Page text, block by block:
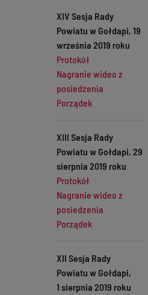
XIV Sesja Rady
Powiatu w Gołdapi, 19
września 2019 roku
Protokół
Nagranie wideo z
posiedzenia
Porządek
XIII Sesja Rady
Powiatu w Gołdapi, 29
sierpnia 2019 roku
Protokół
Nagranie wideo z
posiedzenia
Porządek
XII Sesja Rady
Powiatu w Gołdapi,
1 sierpnia 2019 roku